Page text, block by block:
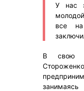
У нас
все
В свою